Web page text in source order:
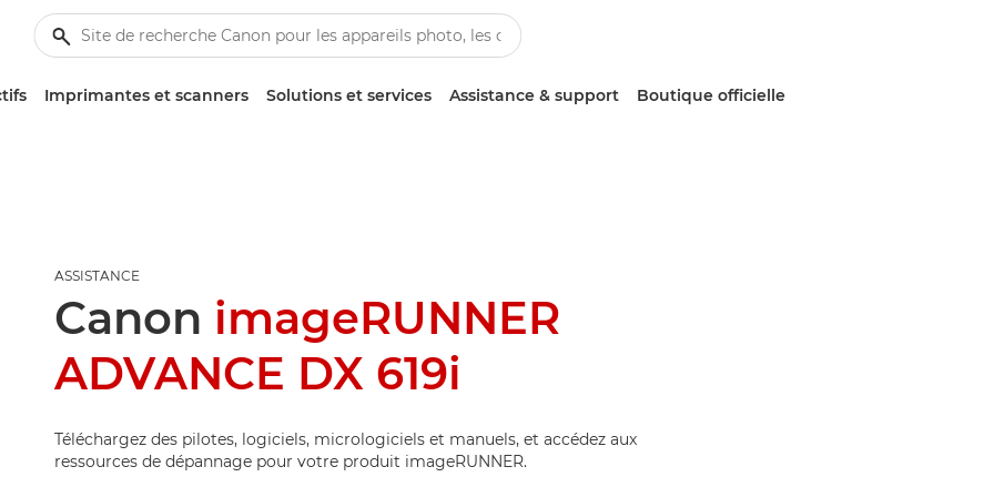
Imprimantes et scanners Solutions et services Assistance & support Boutique officielle
ASSISTANCE
Canon imageRUNNER
ADVANCE DX 619i
Téléchargez des pilotes, logiciels, micrologiciels et manuels, et accédez aux
ressources de dépannage pour votre produit imageRUNNER.